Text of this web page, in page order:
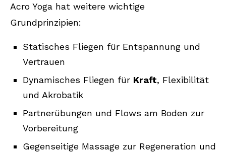
Acro Yoga hat weitere wichtige
Grundprinzipien:
Statisches Fliegen für Entspannung und
Vertrauen
Dynamisches Fliegen für Kraft, Flexibilität
und Akrobatik
Partnerübungen und Flows am Boden zur
Vorbereitung
Gegenseitige Massage zur Regeneration und